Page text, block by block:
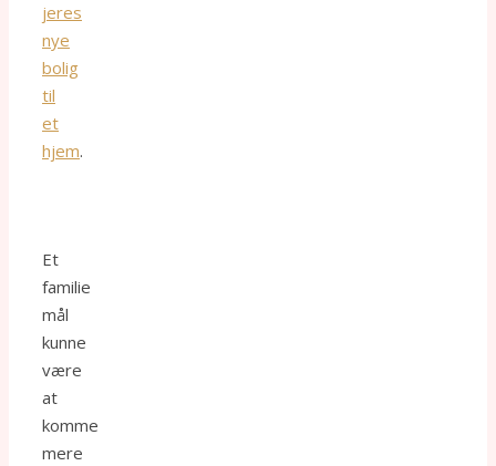
jeres
nye
bolig
til
et
hjem.
Et
familie
mål
kunne
være
at
komme
mere